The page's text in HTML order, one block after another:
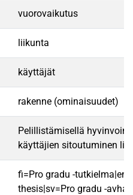
vuorovaikutus
liikunta
käyttäjät
rakenne (ominaisuudet)
Pelillistämisellä
käyttäjien sitoutuminen
fi=Pro gradu -
thesis|sv=Pro gradu -